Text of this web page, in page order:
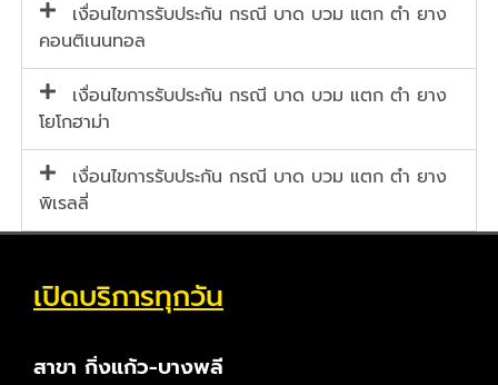
เงื่อนไขการรับประกัน กรณี บาด บวม แตก ตำ ยาง
คอนติเนนทอล
เงื่อนไขการรับประกัน กรณี บาด บวม แตก ตำ ยาง
โยโกฮาม่า
เงื่อนไขการรับประกัน กรณี บาด บวม แตก ตำ ยาง
พิเรลลี่
เปิดบริการทุกวัน
สาขา กิ่งแก้ว-บางพลี